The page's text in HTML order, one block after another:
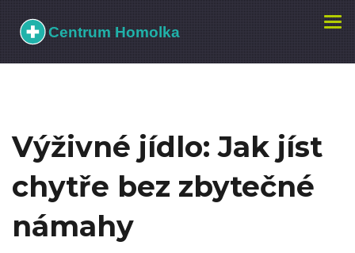
Výživné jídlo: Jak jíst
chytře bez zbytečné
námahy